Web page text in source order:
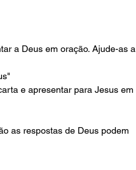
a Deus em oração. Ajude-as a
e apresentar para Jesus em
as respostas de Deus podem